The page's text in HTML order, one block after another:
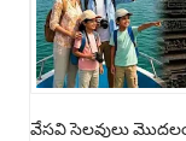
వేసవి సెలవులు